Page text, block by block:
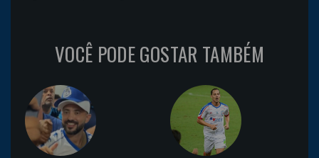
VOCÊ PODE GOSTAR TAMBÉM